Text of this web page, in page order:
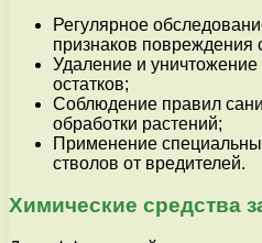
Регулярное
признаков
Удаление и
остатков;
Соблюдение правил
обработки растений;
Применение
стволов от вредителей.
Химические средства